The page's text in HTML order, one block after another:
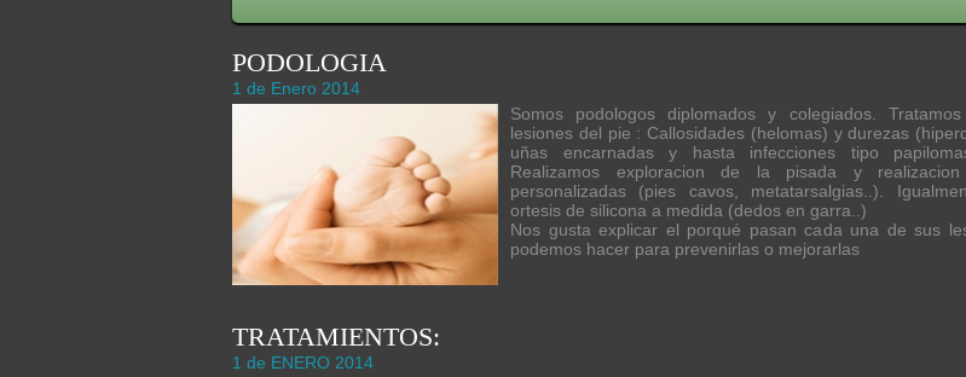
PODOLOGIA
1 de Enero 2014
Somos podologos diplomados y colegiados.
lesiones del pie : Callosidades (helomas) y durezas
uñas encarnadas y hasta infecciones tipo
Realizamos exploracion de la pisada y
personalizadas (pies cavos, metatarsalgias..).
ortesis de silicona a medida (dedos en garra..)
Nos gusta explicar el porqué pasan cada una de sus
podemos hacer para prevenirlas o mejorarlas
TRATAMIENTOS:
1 de ENERO 2014